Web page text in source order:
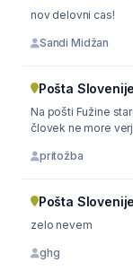
nov delovni cas!
Sandi Midžan
Pošta
Na pošti Fužine
človek ne more
pritožba
Pošta
zelo nevem
ghg